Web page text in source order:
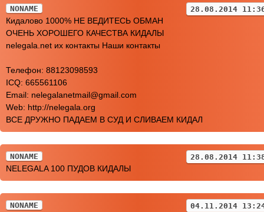
NONAME 28.08.2014
Кидалово 1000% НЕ ВЕДИТЕСЬ ОБМАН
ОЧЕНЬ ХОРОШЕГО КАЧЕСТВА КИДАЛЫ
nelegala.net их контакты Наши контакты
Телефон: 88123098593
ICQ: 665561106
Email: nelegalanetmail@gmail.com
Web: http://nelegala.org
ВСЕ ДРУЖНО ПАДАЕМ В СУД И СЛИВАЕМ КИДАЛ
NONAME 28.08.2014
NELEGALA 100 ПУДОВ КИДАЛЫ
NONAME 04.11.2014